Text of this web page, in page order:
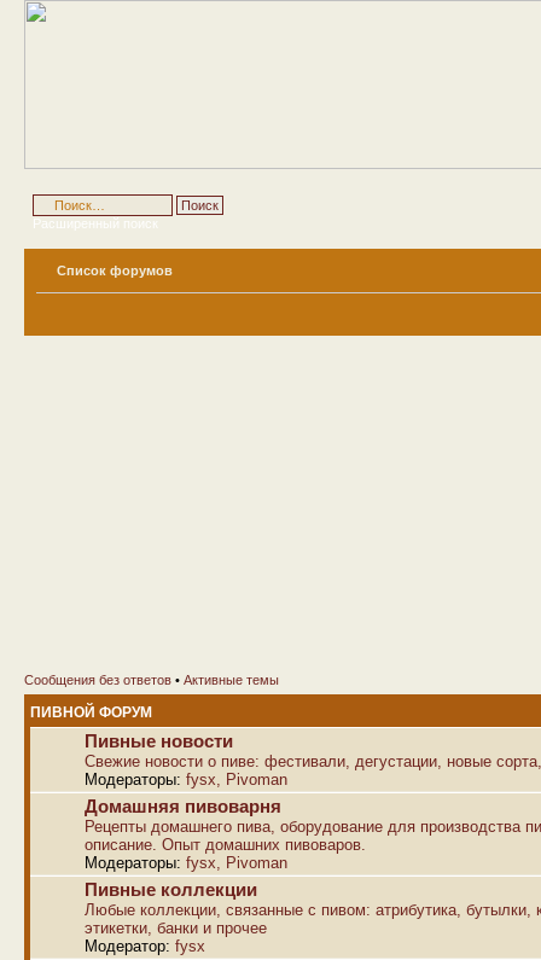
Расширенный поиск
Список форумов
Сообщения без ответов • Активные темы
ПИВНОЙ ФОРУМ
Пивные новости
Свежие новости о пиве: фестивали, дегустации, новые
Модераторы: fysx Pivoman
Домашняя пивоварня
Рецепты домашнего пива, оборудование для производства
описание. Опыт домашних пивоваров.
Модераторы: fysx Pivoman
Пивные коллекции
Любые коллекции, связанные с пивом: атрибутика, бутылки,
этикетки, банки и прочее
Модератор: fysx